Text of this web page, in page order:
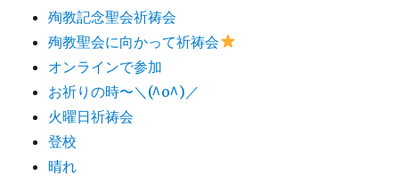
殉教記念聖会祈祷会
殉教聖会に向かって祈祷会
オンラインで参加
お祈りの時〜＼(^o^)／
火曜日祈祷会
登校
晴れ